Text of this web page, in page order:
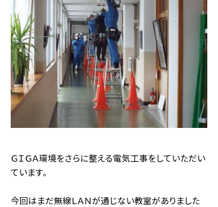
ＧＩＧＡ環境をさらに整える電気工事をしていただい
ています。
今回はまだ無線ＬＡＮが通じない教室がありました